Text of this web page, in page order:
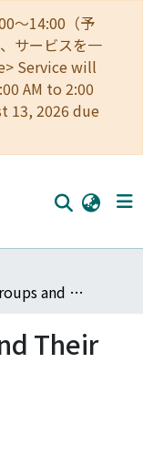
～14:00（予
サービスを一
Service will
AM to 2:00
13, 2026 due
0424 Finite Groups and Their Neighborhoods
Their